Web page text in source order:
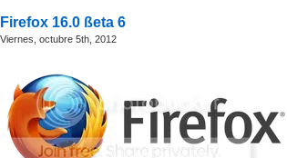
Firefox 16.0 ßeta 6
Viernes, octubre 5th, 2012